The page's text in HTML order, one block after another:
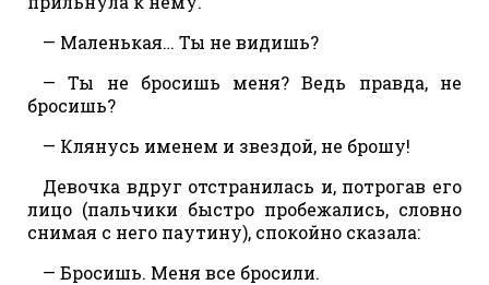
— Маленькая… Ты не видишь?
— Ты не бросишь меня? Ведь правда, не
бросишь?
— Клянусь именем и звездой, не брошу!
Девочка вдруг отстранилась и, потрогав его
лицо (пальчики быстро пробежались, словно
снимая с него паутину), спокойно сказала:
— Бросишь. Меня все бросили.